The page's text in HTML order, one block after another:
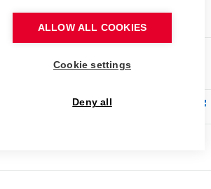
ALLOW ALL COOKIES
Cookie settings
Deny all